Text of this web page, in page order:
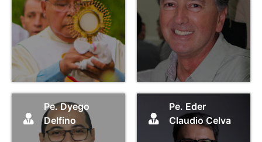
Pe. Dyego
Delfino
Pe. Eder
Claudio Celva